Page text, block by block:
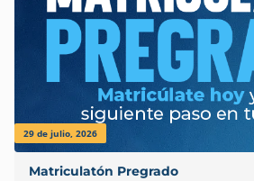
29 de julio, 2026
Matriculatón Pregrado